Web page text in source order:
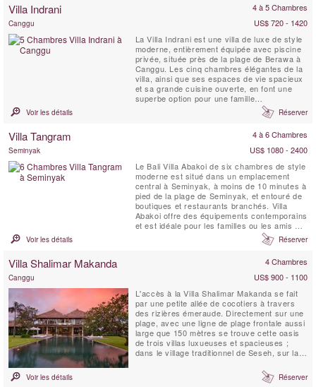
Villa Indrani 4 à 5 Chambres
Canggu
US$ 720 - 1420
La Villa Indrani est une villa de luxe de style
moderne, entièrement équipée avec piscine
privée, située près de la plage de Berawa à
Canggu. Les cinq chambres élégantes de la
villa, ainsi que ses espaces de vie spacieux
et sa grande cuisine ouverte, en font une
superbe option pour une famille
multigénérationnelle ou un grand groupe. La
belle piscine de la cour et la terrasse
savourer un cocktail préparé par l'un des ...
Voir les détails Réserver
Villa Tangram 4 à 6 Chambres
Seminyak
US$ 1080 - 2400
Le Bali Villa Abakoi de six chambres de style
moderne est situé dans un emplacement
central à Seminyak, à moins de 10 minutes à
pied de la plage de Seminyak, et entouré de
boutiques et restaurants branchés. Villa
Abakoi offre des équipements contemporains
et est idéale pour les familles ou les amis à
partager et à apprécier. Les équipements de
la villa comprennent un petit-déjeuner
chambres climatisées, une chambre avec ...
Voir les détails Réserver
Villa Shalimar Makanda 4 Chambres
Canggu
US$ 900 - 1100
L'accès à la Villa Shalimar Makanda se fait
par une petite allée de cocotiers à travers
des rizières émeraude. Directement sur une
plage, avec une ligne de plage frontale aussi
large que 150 mètres se trouve cette oasis
de trois villas luxueuses et spacieuses ;
dans le village traditionnel de Seseh, sur la
caractérise par une architecture tropicale
contemporaine, une vie en plein air et une
Voir les détails Réserver